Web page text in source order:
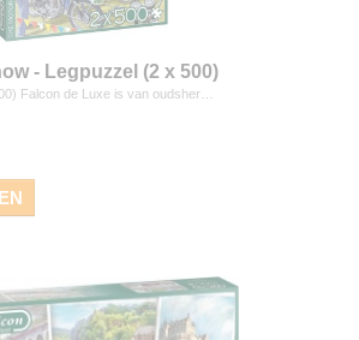
- Legpuzzel (2 x 500)
Falcon de Luxe is van oudsher…